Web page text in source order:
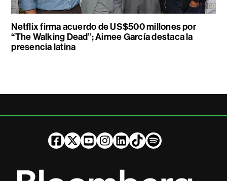
Netflix firma acuerdo de US$500 millones por
“The Walking Dead”; Aimee García destaca la
presencia latina